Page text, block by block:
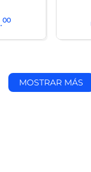
.00
MOSTRAR MÁS